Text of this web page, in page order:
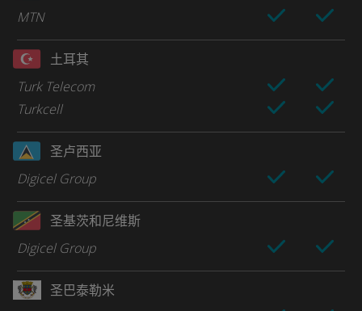
MTN
土耳其
Turk Telecom
Turkcell
圣卢西亚
Digicel Group
圣基茨和尼维斯
Digicel Group
圣巴泰勒米